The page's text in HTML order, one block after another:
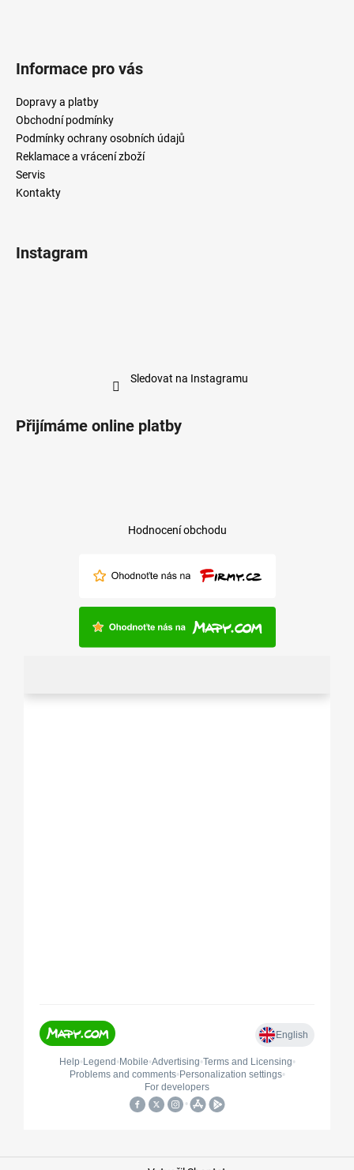
Informace pro vás
Dopravy a platby
Obchodní podmínky
Podmínky ochrany osobních údajů
Reklamace a vrácení zboží
Servis
Kontakty
Instagram
Sledovat na Instagramu
Přijímáme online platby
Hodnocení obchodu